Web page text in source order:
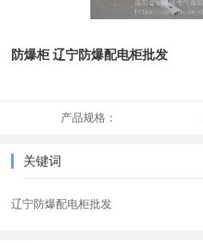
防爆柜 辽宁防爆配电柜批发
产品规格：
关键词
辽宁防爆配电柜批发